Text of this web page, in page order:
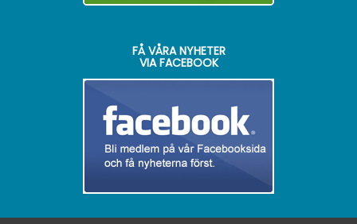
FÅ VÅRA NYHETER
VIA FACEBOOK